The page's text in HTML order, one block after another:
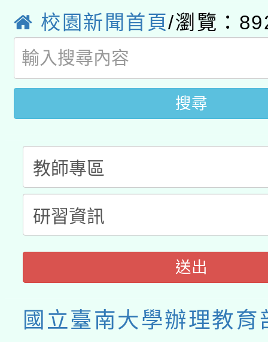
業成長研習」實施計畫
族教育國際趨勢與發展
新北市政府教育局辦理
師專業成長研習實施計
方素養工作坊新北場」
函轉國立臺灣師範大學
族語言臺北學習中心
「族語學習班」招生簡
轉知有關國立成功大學
文教學共融平台-教案
教育部國民及學前教
年度COVID-19疫苗接
接種之民眾」措施，延
月28日止
校園新聞首頁/瀏覽：
搜尋
送出
國立臺南大學辦理教育